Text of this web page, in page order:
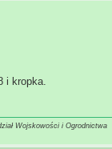
i kropka.
Wojskowości i Ogrodnictwa